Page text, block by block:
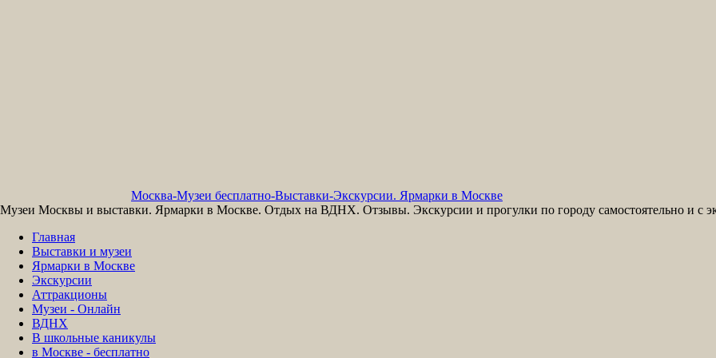
Москва-Музеи бесплатно-Выставки-Экскурсии. Ярмарки в Москве
Музеи Москвы и выставки. Ярмарки в Москве. Отдых на ВДНХ. Отзывы. Экскурсии и прогулки по городу самостоятельно и с
Главная
Выставки и музеи
Ярмарки в Москве
Экскурсии
Аттракционы
Музеи - Онлайн
ВДНХ
В школьные каникулы
в Москве - бесплатно